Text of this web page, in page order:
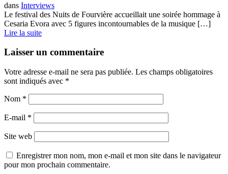
dans Interviews
Le festival des Nuits de Fourvière accueillait une soirée hommage à
Cesaria Evora avec 5 figures incontournables de la musique […]
Lire la suite
Laisser un commentaire
Votre adresse e-mail ne sera pas publiée. Les champs obligatoires
sont indiqués avec *
Nom *
E-mail *
Site web
Enregistrer mon nom, mon e-mail et mon site dans le navigateur
pour mon prochain commentaire.